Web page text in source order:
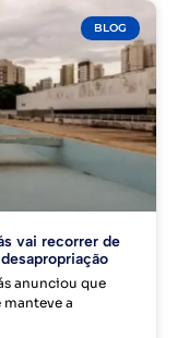
BLOG
vai recorrer de
anunciou que
a